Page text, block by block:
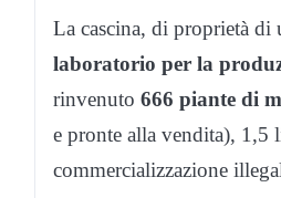
La cascina, di proprietà
laboratorio per la
rinvenuto 666 piante di
e pronte alla vendita), 1,5
commercializzazione